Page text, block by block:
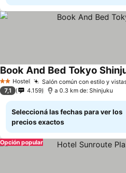
2 Estrellas
Hostel Salón común con estilo y
Book And Bed Tokyo
7,1 4.159 a 0.3 km de: Shinjuku
Seleccioná las fechas para ver los
precios exactos
Opción popular